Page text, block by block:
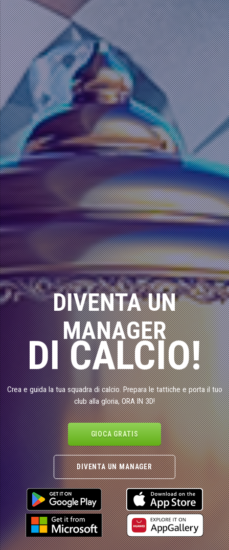
DIVENTA UN
MANAGER
DI CALCIO!
Crea e guida la tua squadra di calcio. Prepara le tattiche e porta il tuo
club alla gloria, ORA IN 3D!
GIOCA GRATIS
DIVENTA UN MANAGER